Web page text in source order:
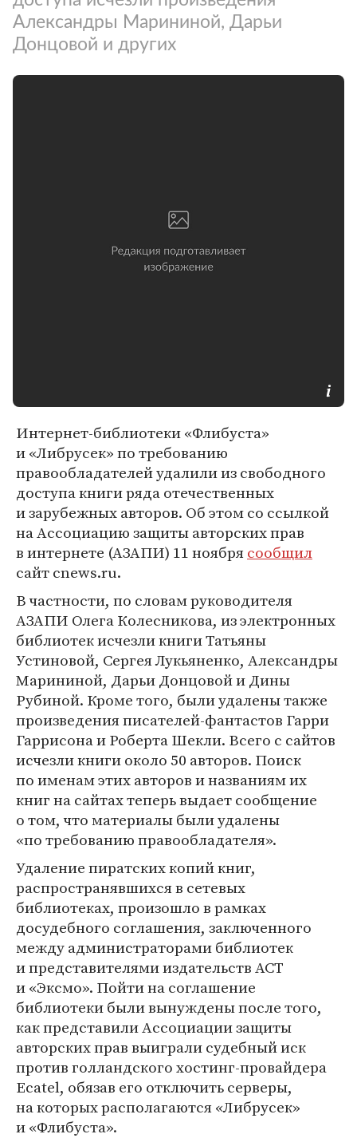
Александры Марининой, Дарьи
Донцовой и других
Интернет-библиотеки «Флибуста»
и «Либрусек» по требованию
правообладателей удалили из свободного
доступа книги ряда отечественных
и зарубежных авторов. Об этом со ссылкой
на Ассоциацию защиты авторских прав
в интернете (АЗАПИ) 11 ноябрясообщил
сайт cnews.ru.
В частности, по словам руководителя
АЗАПИ Олега Колесникова, из электронных
библиотек исчезли книги Татьяны
Устиновой, Сергея Лукьяненко, Александры
Марининой, Дарьи Донцовой и Дины
Рубиной. Кроме того, были удалены также
произведения писателей-фантастов Гарри
Гаррисона и Роберта Шекли. Всего с сайтов
исчезли книги около 50 авторов. Поиск
по именам этих авторов и названиям их
книг на сайтах теперь выдает сообщение
о том, что материалы были удалены
«по требованию правообладателя».
Удаление пиратских копий книг,
распространявшихся в сетевых
библиотеках, произошло в рамках
досудебного соглашения, заключенного
между администраторами библиотек
и представителями издательств АСТ
и «Эксмо». Пойти на соглашение
библиотеки были вынуждены после того,
как представили Ассоциации защиты
авторских прав выиграли судебный иск
против голландского хостинг-провайдера
Ecatel, обязав его отключить серверы,
на которых располагаются «Либрусек»
и «Флибуста».